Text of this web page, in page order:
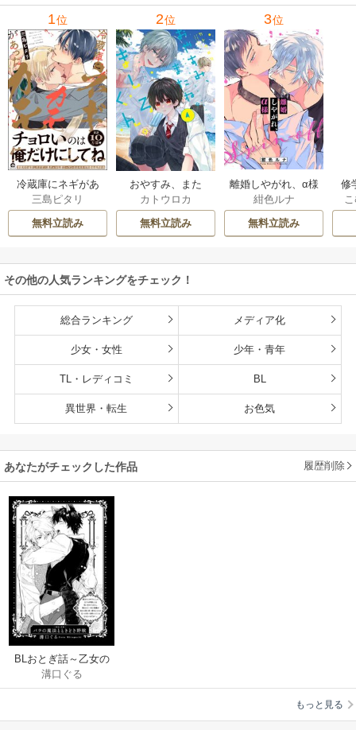
1位
冷蔵庫にネギがあ
ったカモ
三島ピタリ
無料立読み
2位
おやすみ、また
ね。ましろくん。
【電子限定漫画付
き】
カトウロカ
無料立読み
3位
離婚しやがれ、α様
紺色ルナ
無料立読み
修
その他の人気ランキングをチェック！
総合ランキング メディア化
少女・女性 少年・青年
TL・レディコミ BL
異世界・転生 お色気
あなたがチェックした作品 履歴削除
BLおとぎ話～乙女の
ための空想物語～
4【美女と野獣】バラ
獣
溝口ぐる
もっと見る